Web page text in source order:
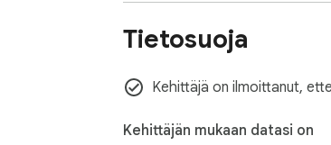
Tietosuoja
Kehittäjä on ilmoittanut,
Kehittäjän mukaan datasi on